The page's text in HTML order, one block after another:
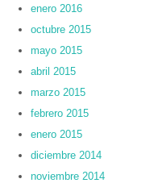
enero 2016
octubre 2015
mayo 2015
abril 2015
marzo 2015
febrero 2015
enero 2015
diciembre 2014
noviembre 2014